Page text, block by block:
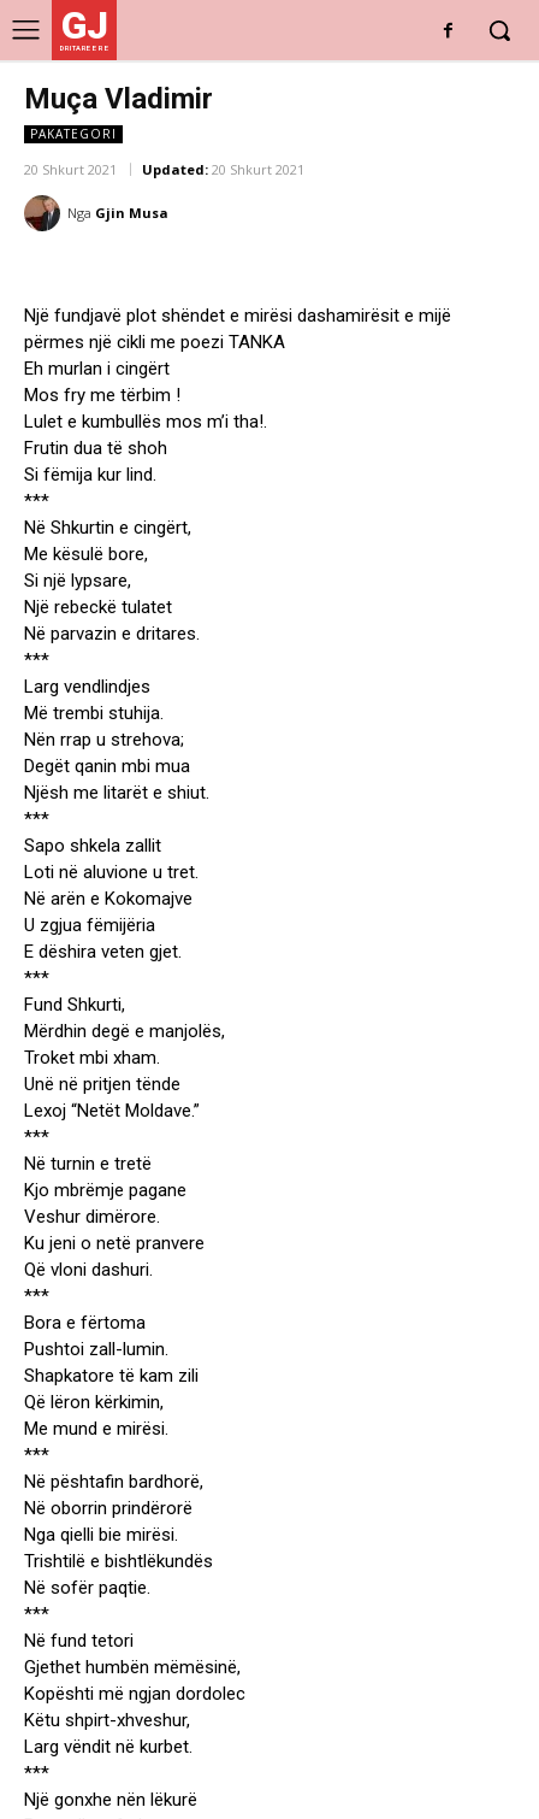
GJ
DRITARE E RE
Muça Vladimir
PAKATEGORI
20 Shkurt 2021 Updated: 20 Shkurt 2021
Nga Gjin Musa
Një fundjavë plot shëndet e mirësi dashamirësit e mijë
përmes një cikli me poezi TANKA
Eh murlan i cingërt
Mos fry me tërbim !
Lulet e kumbullës mos m’i tha!.
Frutin dua të shoh
Si fëmija kur lind.
***
Në Shkurtin e cingërt,
Me kësulë bore,
Si një lypsare,
Një rebeckë tulatet
Në parvazin e dritares.
***
Larg vendlindjes
Më trembi stuhija.
Nën rrap u strehova;
Degët qanin mbi mua
Njësh me litarët e shiut.
***
Sapo shkela zallit
Loti në aluvione u tret.
Në arën e Kokomajve
U zgjua fëmijëria
E dëshira veten gjet.
***
Fund Shkurti,
Mërdhin degë e manjolës,
Troket mbi xham.
Unë në pritjen tënde
Lexoj “Netët Moldave.”
***
Në turnin e tretë
Kjo mbrëmje pagane
Veshur dimërore.
Ku jeni o netë pranvere
Që vloni dashuri.
***
Bora e fërtoma
Pushtoi zall-lumin.
Shapkatore të kam zili
Që lëron kërkimin,
Me mund e mirësi.
***
Në pështafin bardhorë,
Në oborrin prindërorë
Nga qielli bie mirësi.
Trishtilë e bishtlëkundës
Në sofër paqtie.
***
Në fund tetori
Gjethet humbën mëmësinë,
Kopështi më ngjan dordolec
Këtu shpirt-xhveshur,
Larg vëndit në kurbet.
***
Një gonxhe nën lëkurë